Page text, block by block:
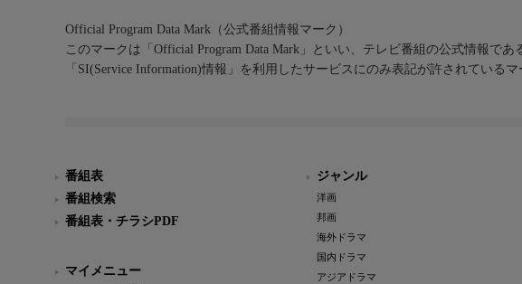
Official Program Data Mark（公式番組情報マーク）
このマークは「Official Program Data Mark」といい、テレビ番組の公式情報であ
「SI(Service Information)情報」を利用したサービスにのみ表記が許されているマ
番組表
番組検索
番組表・チラシPDF
マイメニュー
ジャンル
洋画
邦画
海外ドラマ
国内ドラマ
アジアドラマ